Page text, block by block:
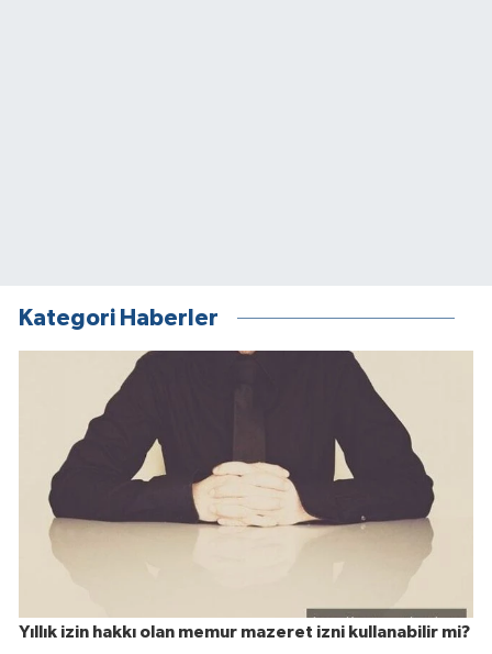
Kategori Haberler
Yıllık izin hakkı olan memur mazeret izni kullanabilir mi?